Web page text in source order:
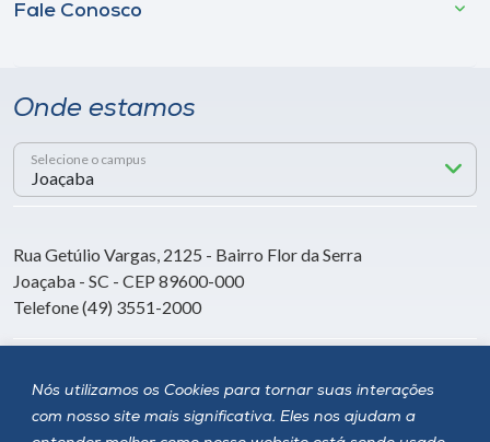
Nós utilizamos os Cookies para tornar suas interações
com nosso site mais significativa. Eles nos ajudam a
Fale Conosco
Onde estamos
Selecione o campus
Rua Getúlio Vargas, 2125 - Bairro Flor da Serra
Joaçaba - SC - CEP 89600-000
Telefone (49) 3551-2000
Siga a Unoesc